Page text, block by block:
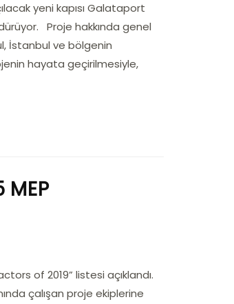
yeni kapısı Galataport
Proje hakkında genel
İstanbul ve bölgenin
hayata geçirilmesiyle,
of 2019” listesi açıklandı.
çalışan proje ekiplerine